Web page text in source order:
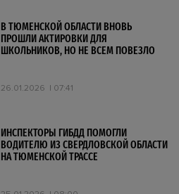
В ТЮМЕНСКОЙ ОБЛАСТИ ВНОВЬ
ПРОШЛИ АКТИРОВКИ ДЛЯ
ШКОЛЬНИКОВ, НО НЕ ВСЕМ ПОВЕЗЛО
26.01.2026 07:41
ИНСПЕКТОРЫ ГИБДД ПОМОГЛИ
ВОДИТЕЛЮ ИЗ СВЕРДЛОВСКОЙ ОБЛАСТИ
НА ТЮМЕНСКОЙ ТРАССЕ